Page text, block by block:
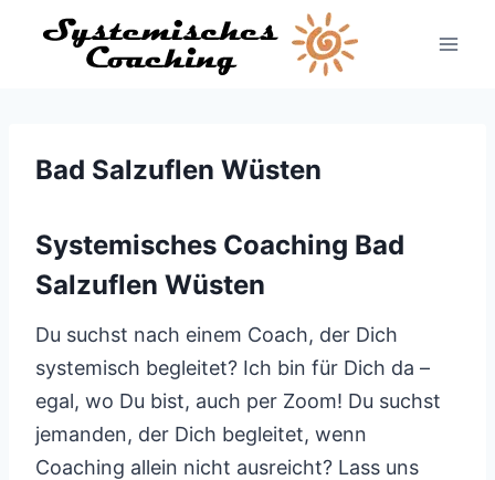
Inhalt
Bad Salzuflen Wüsten
Systemisches Coaching Bad
Salzuflen Wüsten
Du suchst nach einem Coach, der Dich
systemisch begleitet? Ich bin für Dich da –
egal, wo Du bist, auch per Zoom! Du suchst
jemanden, der Dich begleitet, wenn
Coaching allein nicht ausreicht? Lass uns